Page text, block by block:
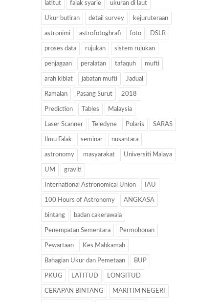
latitut falak syarie ukuran di laut
Ukur butiran detail survey kejuruteraan
astronimi astrofotoghrafi foto DSLR
proses data rujukan sistem rujukan
penjagaan peralatan tafaquh mufti
arah kiblat jabatan mufti Jadual
Ramalan Pasang Surut 2018
Prediction Tables Malaysia
Laser Scanner Teledyne Polaris SARAS
Ilmu Falak seminar nusantara
astronomy masyarakat Universiti Malaya
UM graviti
International Astronomical Union IAU
100 Hours of Astronomy ANGKASA
bintang badan cakerawala
Penempatan Sementara Permohonan
Pewartaan Kes Mahkamah
Bahagian Ukur dan Pemetaan BUP
PKUG LATITUD LONGITUD
CERAPAN BINTANG MARITIM NEGERI